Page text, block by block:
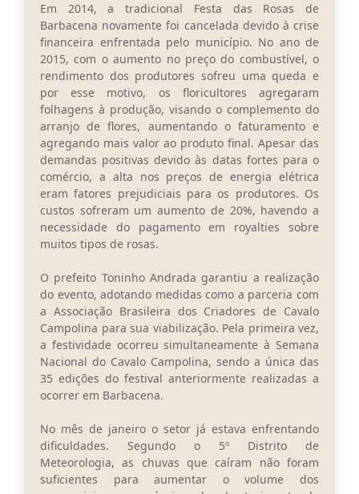
Festival Gastronômico
Emprega Barbacena
Plano Municipal de Saneamento Básico
Regularização de bairros
Carta de Serviços
Arquivos para Download
Telefones Úteis
Em 2014, a tradicional Festa das Rosas de
Barbacena novamente foi cancelada devido à crise
financeira enfrentada pelo município. No ano de
2015, com o aumento no preço do combustível, o
rendimento dos produtores sofreu uma queda e
por esse motivo, os floricultores agregaram
folhagens à produção, visando o complemento do
arranjo de flores, aumentando o faturamento e
agregando mais valor ao produto final. Apesar das
demandas positivas devido às datas fortes para o
comércio, a alta nos preços de energia elétrica
eram fatores prejudiciais para os produtores. Os
custos sofreram um aumento de 20%, havendo a
necessidade do pagamento em royalties sobre
muitos tipos de rosas.
O prefeito Toninho Andrada garantiu a realização
do evento, adotando medidas como a parceria com
a Associação Brasileira dos Criadores de Cavalo
Campolina para sua viabilização. Pela primeira vez,
a festividade ocorreu simultaneamente à Semana
Nacional do Cavalo Campolina, sendo a única das
35 edições do festival anteriormente realizadas a
ocorrer em Barbacena.
No mês de janeiro o setor já estava enfrentando
dificuldades. Segundo o 5º Distrito de
Meteorologia, as chuvas que caíram não foram
suficientes para aumentar o volume dos